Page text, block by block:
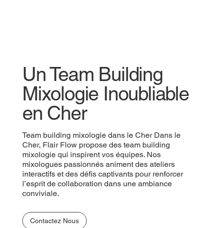
Un Team Building
Mixologie Inoubliable
en Cher
Team building mixologie dans le Cher Dans le
Cher, Flair Flow propose des team building
mixologie qui inspirent vos équipes. Nos
mixologues passionnés animent des ateliers
interactifs et des défis captivants pour renforcer
l’esprit de collaboration dans une ambiance
conviviale.
Contactez Nous